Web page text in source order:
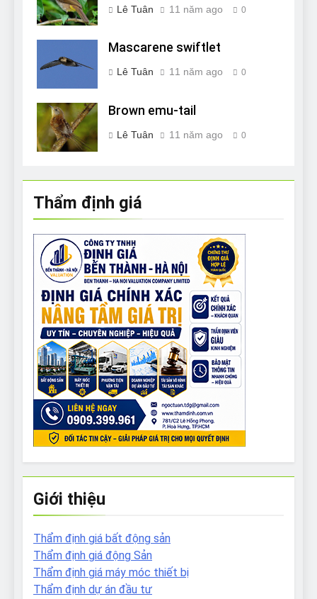
Lê Tuân 11 năm ago 0
Mascarene swiftlet
Lê Tuân 11 năm ago 0
Brown emu-tail
Lê Tuân 11 năm ago 0
Thẩm định giá
Giới thiệu
Thẩm định giá bất động sản
Thẩm định giá động Sản
Thẩm định giá máy móc thiết bị
Thẩm định dự án đầu tư